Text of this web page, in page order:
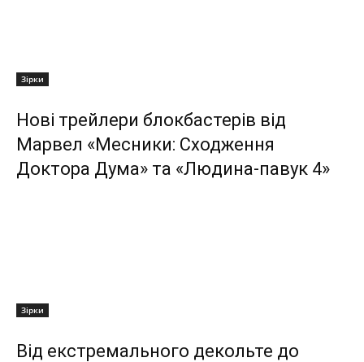
Зірки
Нові трейлери блокбастерів від
Марвел «Месники: Сходження
Доктора Дума» та «Людина-павук 4»
Зірки
Від екстремального декольте до